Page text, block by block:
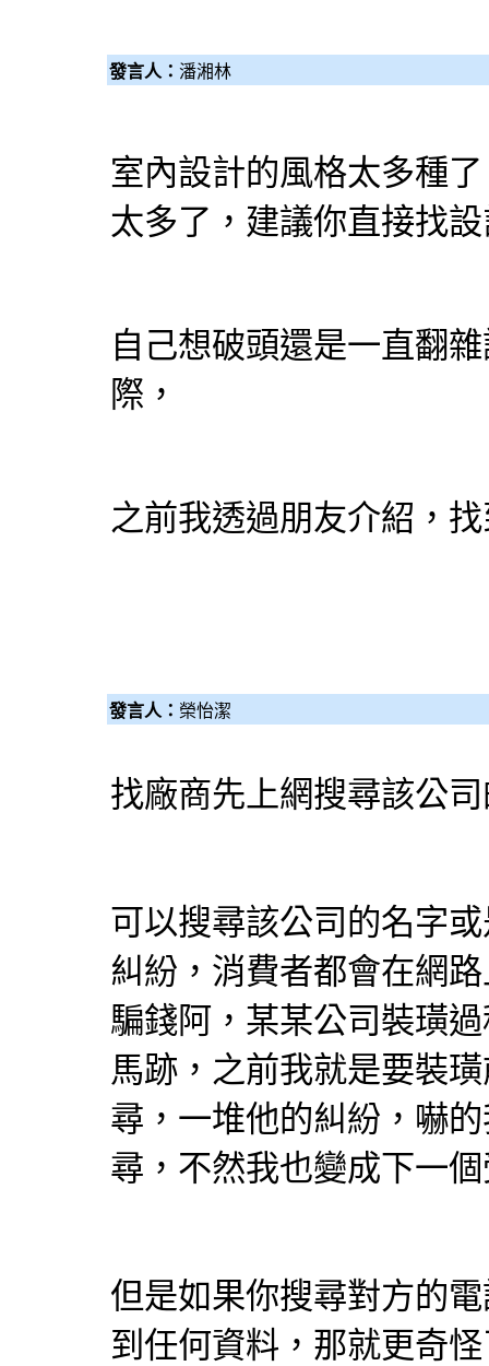
發言人： 潘湘林
室內設計的風格太多種
太多了，建議你直接找
自己想破頭還是一直翻
際，
之前我透過朋友介紹，
發言人： 榮怡潔
找廠商先上網搜尋該公
可以搜尋該公司的名字
糾紛，消費者都會在網
騙錢阿，某某公司裝璜
馬跡，之前我就是要裝
尋，一堆他的糾紛，嚇
尋，不然我也變成下一
但是如果你搜尋對方的
到任何資料，那就更奇